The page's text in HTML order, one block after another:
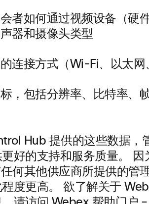
者如何通过视频设备（硬
器和摄像头类型
连接方式（Wi-Fi、以太网
，包括分辨率、比特率、
Hub 提供的这些数据，
更好的支持和服务质量。
何其他供应商所提供的管
度更高。 欲了解关于